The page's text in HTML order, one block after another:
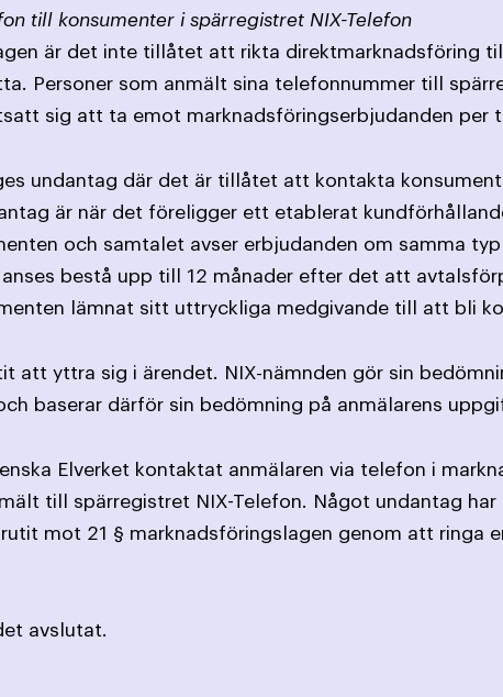
till konsumenter i spärregistret NIX-Telefon
är det inte tillåtet att rikta direktmarknadsföring
Personer som anmält sina telefonnummer till
sig att ta emot marknads­föringserbjudanden per
undantag där det är tillåtet att kontakta
är när det föreligger ett etablerat
och samtalet avser erbjudanden om samma
bestå upp till 12 månader efter det att
lämnat sitt uttryckliga medgivande till att bli
att yttra sig i ärendet. NIX-nämnden gör sin
baserar därför sin bedömning på anmälarens
Elverket kontaktat anmälaren via telefon i
till spärregistret NIX-Telefon. Något undantag
mot 21 § marknadsföringslagen genom att ringa
avslutat.